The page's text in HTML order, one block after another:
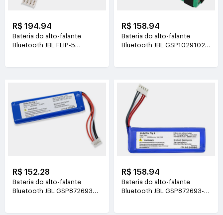
R$ 194.94
Bateria do alto-falante
Bluetooth JBL FLIP-5
R$ 158.94
Bateria do alto-falante
Bluetooth JBL GSP1029102
R$ 152.28
Bateria do alto-falante
Bluetooth JBL GSP872693
R$ 158.94
Bateria do alto-falante
Bluetooth JBL GSP872693-